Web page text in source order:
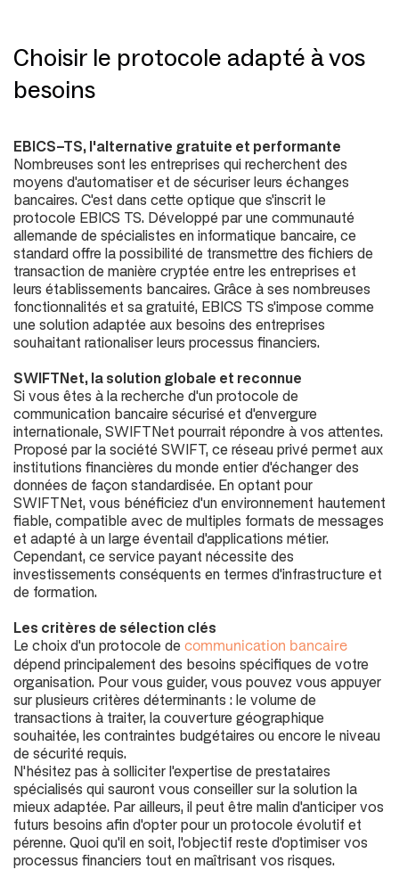
Choisir le protocole adapté à vos
besoins
EBICS-TS, l'alternative gratuite et performante
Nombreuses sont les entreprises qui recherchent des
moyens d'automatiser et de sécuriser leurs échanges
bancaires. C'est dans cette optique que s'inscrit le
protocole EBICS TS. Développé par une communauté
allemande de spécialistes en informatique bancaire, ce
standard offre la possibilité de transmettre des fichiers de
transaction de manière cryptée entre les entreprises et
leurs établissements bancaires. Grâce à ses nombreuses
fonctionnalités et sa gratuité, EBICS TS s'impose comme
une solution adaptée aux besoins des entreprises
souhaitant rationaliser leurs processus financiers.
SWIFTNet, la solution globale et reconnue
Si vous êtes à la recherche d'un protocole de
communication bancaire sécurisé et d'envergure
internationale, SWIFTNet pourrait répondre à vos attentes.
Proposé par la société SWIFT, ce réseau privé permet aux
institutions financières du monde entier d'échanger des
données de façon standardisée. En optant pour
SWIFTNet, vous bénéficiez d'un environnement hautement
fiable, compatible avec de multiples formats de messages
et adapté à un large éventail d'applications métier.
Cependant, ce service payant nécessite des
investissements conséquents en termes d'infrastructure et
de formation.
Les critères de sélection clés
Le choix d'un protocole de communication bancaire
dépend principalement des besoins spécifiques de votre
organisation. Pour vous guider, vous pouvez vous appuyer
sur plusieurs critères déterminants : le volume de
transactions à traiter, la couverture géographique
souhaitée, les contraintes budgétaires ou encore le niveau
de sécurité requis.
N'hésitez pas à solliciter l'expertise de prestataires
spécialisés qui sauront vous conseiller sur la solution la
mieux adaptée. Par ailleurs, il peut être malin d'anticiper vos
futurs besoins afin d'opter pour un protocole évolutif et
pérenne. Quoi qu'il en soit, l'objectif reste d'optimiser vos
processus financiers tout en maîtrisant vos risques.